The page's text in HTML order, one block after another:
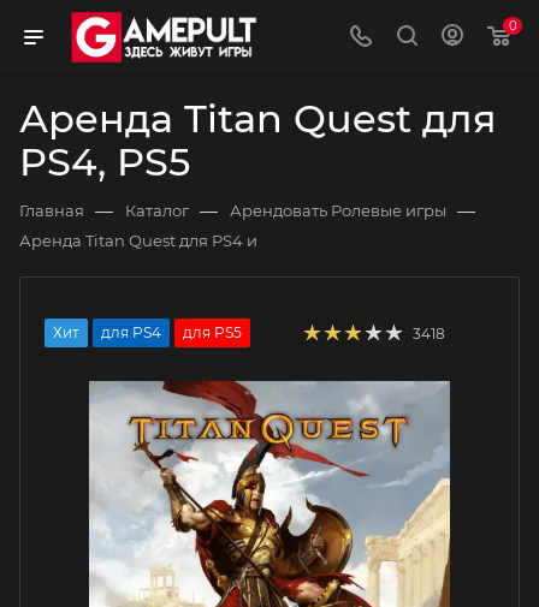
0
Аренда Titan Quest для
PS4, PS5
Главная — Каталог — Арендовать Ролевые игры —
Аренда Titan Quest для PS4 и
Хит для PS4 для PS5 3418